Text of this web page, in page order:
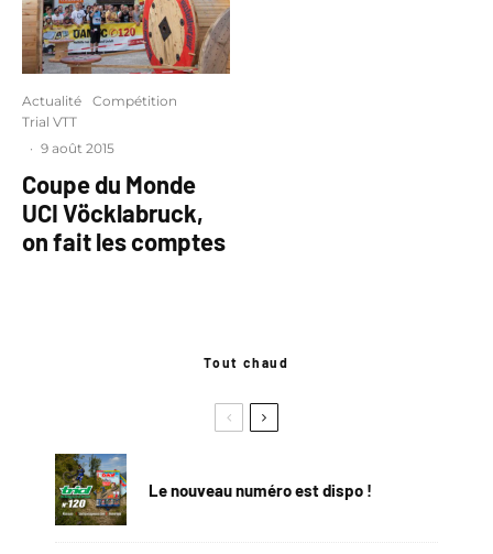
Actualité
Compétition
Trial VTT
· 9 août 2015
Coupe du Monde
UCI Vöcklabruck,
on fait les comptes
Tout chaud
Le nouveau numéro est dispo !